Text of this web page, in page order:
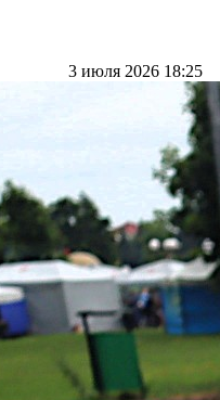
3 июля 2026 18:25